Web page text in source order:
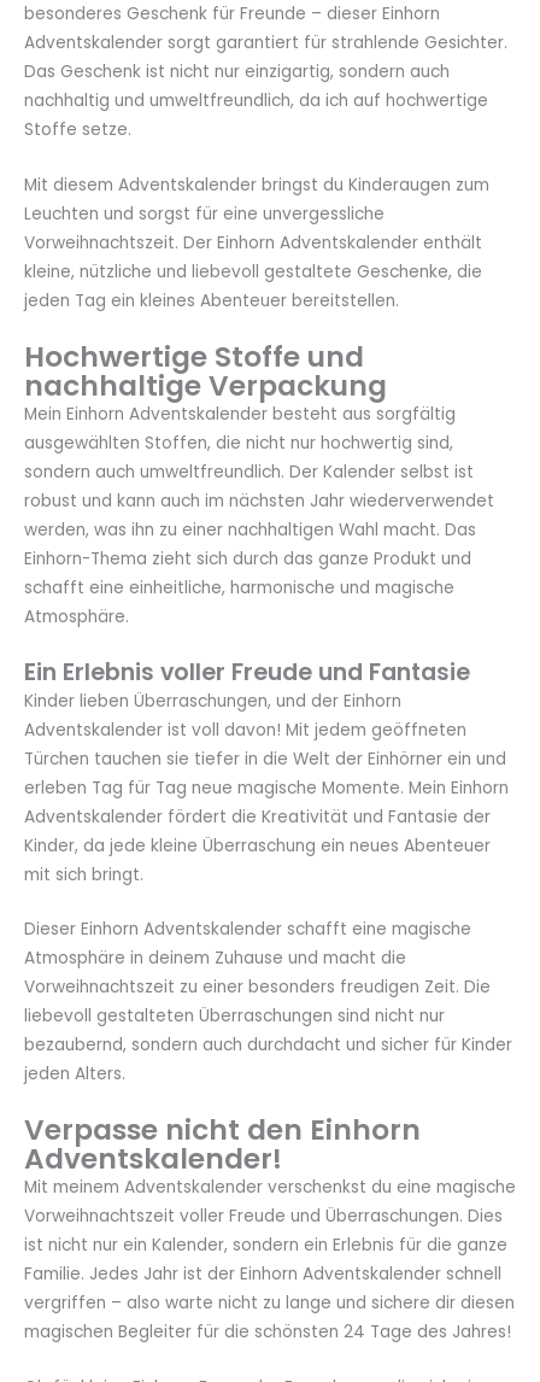
besonderes Geschenk für Freunde – dieser Einhorn
Adventskalender sorgt garantiert für strahlende Gesichter.
Das Geschenk ist nicht nur einzigartig, sondern auch
nachhaltig und umweltfreundlich, da ich auf hochwertige
Stoffe setze.
Mit diesem Adventskalender bringst du Kinderaugen zum
Leuchten und sorgst für eine unvergessliche
Vorweihnachtszeit. Der Einhorn Adventskalender enthält
kleine, nützliche und liebevoll gestaltete Geschenke, die
jeden Tag ein kleines Abenteuer bereitstellen.
Hochwertige Stoffe und
nachhaltige Verpackung
Mein Einhorn Adventskalender besteht aus sorgfältig
ausgewählten Stoffen, die nicht nur hochwertig sind,
sondern auch umweltfreundlich. Der Kalender selbst ist
robust und kann auch im nächsten Jahr wiederverwendet
werden, was ihn zu einer nachhaltigen Wahl macht. Das
Einhorn-Thema zieht sich durch das ganze Produkt und
schafft eine einheitliche, harmonische und magische
Atmosphäre.
Ein Erlebnis voller Freude und Fantasie
Kinder lieben Überraschungen, und der Einhorn
Adventskalender ist voll davon! Mit jedem geöffneten
Türchen tauchen sie tiefer in die Welt der Einhörner ein und
erleben Tag für Tag neue magische Momente. Mein Einhorn
Adventskalender fördert die Kreativität und Fantasie der
Kinder, da jede kleine Überraschung ein neues Abenteuer
mit sich bringt.
Dieser Einhorn Adventskalender schafft eine magische
Atmosphäre in deinem Zuhause und macht die
Vorweihnachtszeit zu einer besonders freudigen Zeit. Die
liebevoll gestalteten Überraschungen sind nicht nur
bezaubernd, sondern auch durchdacht und sicher für Kinder
jeden Alters.
Verpasse nicht den Einhorn
Adventskalender!
Mit meinem Adventskalender verschenkst du eine magische
Vorweihnachtszeit voller Freude und Überraschungen. Dies
ist nicht nur ein Kalender, sondern ein Erlebnis für die ganze
Familie. Jedes Jahr ist der Einhorn Adventskalender schnell
vergriffen – also warte nicht zu lange und sichere dir diesen
magischen Begleiter für die schönsten 24 Tage des Jahres!